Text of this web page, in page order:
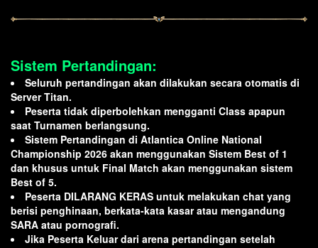
Sistem Pertandingan:
Seluruh pertandingan akan dilakukan secara otomatis di
Server Titan.
Peserta tidak diperbolehkan mengganti Class apapun
saat Turnamen berlangsung.
Sistem Pertandingan di Atlantica Online National
Championship 2026 akan menggunakan Sistem Best of 1
dan khusus untuk Final Match akan menggunakan sistem
Best of 5.
Peserta DILARANG KERAS untuk melakukan chat yang
berisi penghinaan, berkata-kata kasar atau mengandung
SARA atau pornografi.
Jika Peserta Keluar dari arena pertandingan setelah